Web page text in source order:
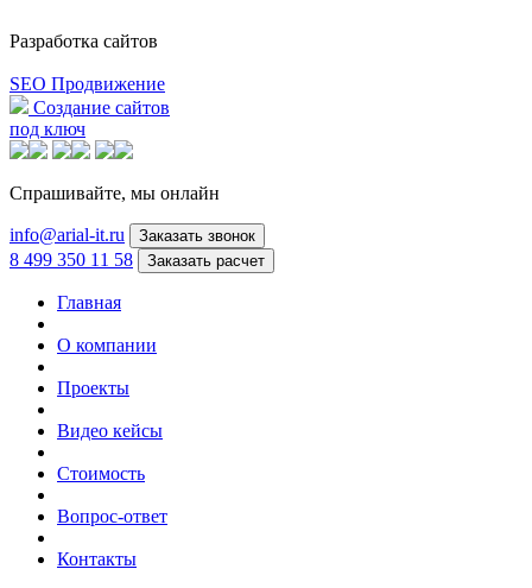
Разработка сайтов
SEO Продвижение
Создание сайтов
под ключ
Спрашивайте, мы онлайн
info@arial-it.ru Заказать звонок
8 499 350 11 58 Заказать расчет
Главная
О компании
Проекты
Видео кейсы
Стоимость
Вопрос-ответ
Контакты